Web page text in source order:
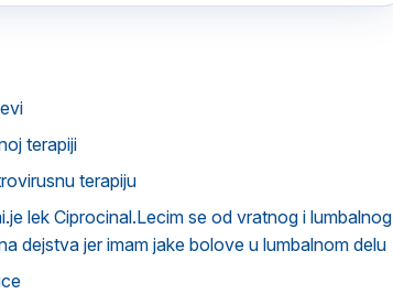
terapiji
terapiju
lek Ciprocinal.Lecim se od vratnog i lumbalnog
dejstva jer imam jake bolove u lumbalnom delu